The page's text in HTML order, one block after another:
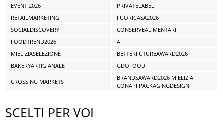
EVENTI2026
PRIVATELABEL
RETAILMARKETING
FUORICASA2026
SOCIALDISCOVERY
CONSERVEALIMENTARI
FOODTREND2026
AI
MIELIZIASELEZIONE
BETTERFUTUREAWARD2026
BAKERYARTIGIANALE
GDOFOOD
CROSSING MARKETS
BRANDSAWARD2026 MIELIZIA
CONAPI PACKAGINGDESIGN
SCELTI PER VOI